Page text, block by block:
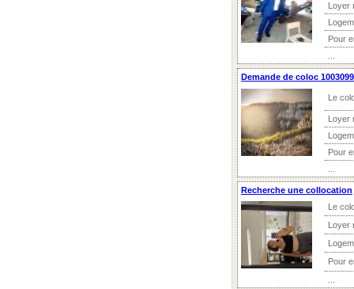
Loyer
Pour
Demande de coloc
Le
Loyer
Pour
Recherche une collocation
Le
Loyer
Pour